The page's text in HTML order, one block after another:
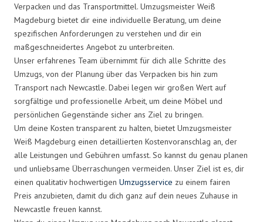
Verpacken und das Transportmittel. Umzugsmeister Weiß
Magdeburg bietet dir eine individuelle Beratung, um deine
spezifischen Anforderungen zu verstehen und dir ein
maßgeschneidertes Angebot zu unterbreiten.
Unser erfahrenes Team übernimmt für dich alle Schritte des
Umzugs, von der Planung über das Verpacken bis hin zum
Transport nach Newcastle. Dabei legen wir großen Wert auf
sorgfältige und professionelle Arbeit, um deine Möbel und
persönlichen Gegenstände sicher ans Ziel zu bringen.
Um deine Kosten transparent zu halten, bietet Umzugsmeister
Weiß Magdeburg einen detaillierten Kostenvoranschlag an, der
alle Leistungen und Gebühren umfasst. So kannst du genau planen
und unliebsame Überraschungen vermeiden. Unser Ziel ist es, dir
einen qualitativ hochwertigen Umzugsservice zu einem fairen
Preis anzubieten, damit du dich ganz auf dein neues Zuhause in
Newcastle freuen kannst.